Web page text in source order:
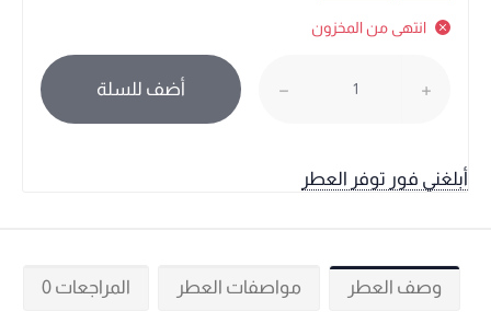
انتهى من المخزون
أضف للسلة
أبلغني فور توفر العطر
وصف العطر مواصفات العطر المراجعات 0